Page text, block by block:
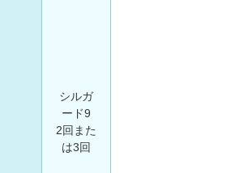
シルガ
ード9
2回また
は3回